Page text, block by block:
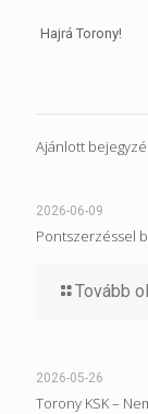
Hajrá Torony!
Ajánlott
2026-06-09
Pontszerzéssel
Tovább
2026-05-26
Torony KSK –